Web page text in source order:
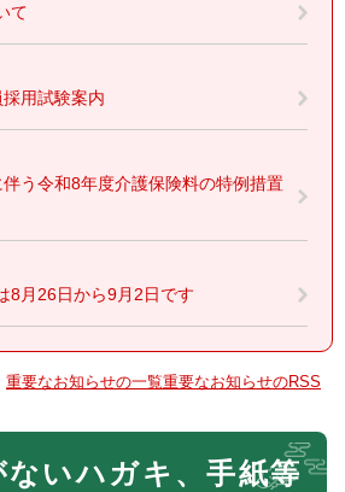
て
用試験案内
う令和8年度介護保険料の特例措置
8月26日から9月2日です
重要なお知らせの一覧重要なお知らせのRSS
いハガキ、手紙等